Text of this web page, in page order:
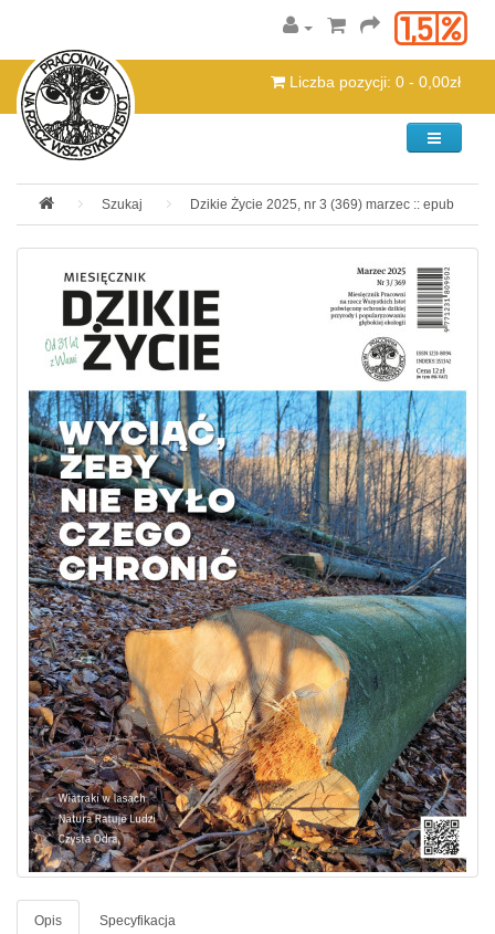
Liczba pozycji: 0 - 0,00zł
Kategorie
Szukaj Dzikie Życie 2025, nr 3 (369) marzec :: epub
Opis Specyfikacja